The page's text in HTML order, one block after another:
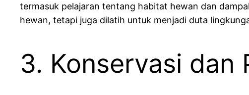
termasuk pelajaran tentang habitat hewan dan
hewan, tetapi juga dilatih untuk menjadi duta
3. Konservasi dan